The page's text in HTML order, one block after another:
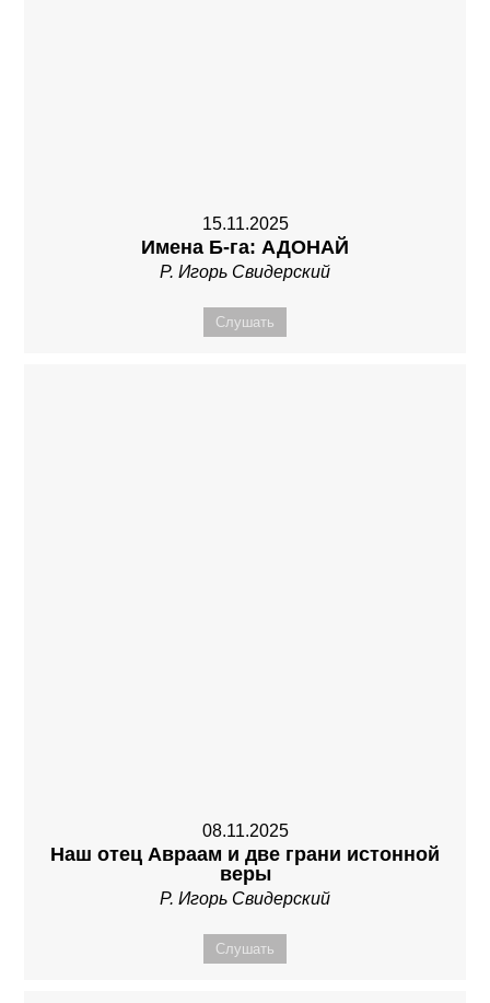
15.11.2025
Имена Б-га: АДОНАЙ
Р. Игорь Свидерский
Слушать
08.11.2025
Наш отец Авраам и две грани истонной
веры
Р. Игорь Свидерский
Слушать